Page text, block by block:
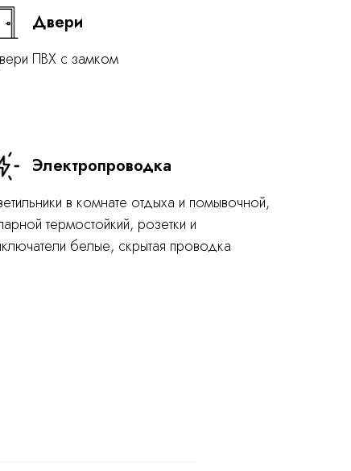
Двери
ПВХ с замком
Электропроводка
в комнате отдыха и помывочной,
термостойкий, розетки и
белые, скрытая проводка